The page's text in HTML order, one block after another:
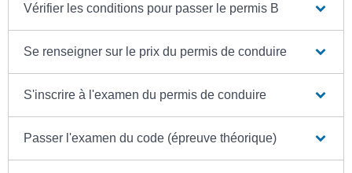
Vérifier les conditions pour passer le permis B
Se renseigner sur le prix du permis de conduire
S'inscrire à l'examen du permis de conduire
Passer l'examen du code (épreuve théorique)